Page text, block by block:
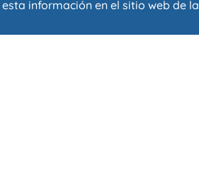
información en el sitio web de la